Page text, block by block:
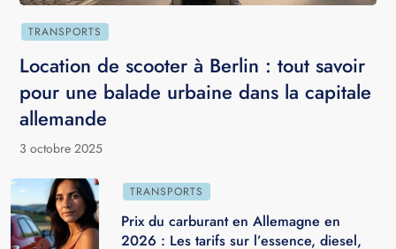
TRANSPORTS
Location de scooter à Berlin : tout savoir
pour une balade urbaine dans la capitale
allemande
3 octobre 2025
TRANSPORTS
Prix du carburant en Allemagne en
2026 : Les tarifs sur l’essence, diesel,